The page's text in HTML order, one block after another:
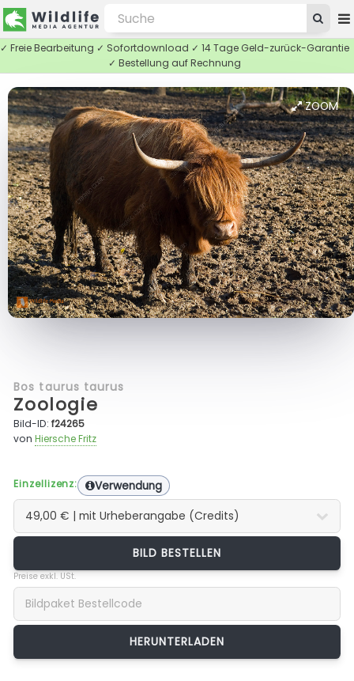
✓ Freie Bearbeitung ✓ Sofortdownload ✓ 14 Tage Geld-zurück-Garantie
✓ Bestellung auf Rechnung
ZOOM
Bos taurus taurus
Zoologie
Bild-ID:f24265
vonHiersche Fritz
Einzellizenz: Verwendung
BILD BESTELLEN
Preise exkl. USt.